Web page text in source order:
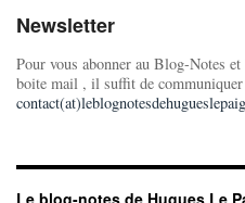
Newsletter
Pour vous abonner au Blog-Notes
boite mail , il suffit de communiquer
Le blog-notes de Hugues Le